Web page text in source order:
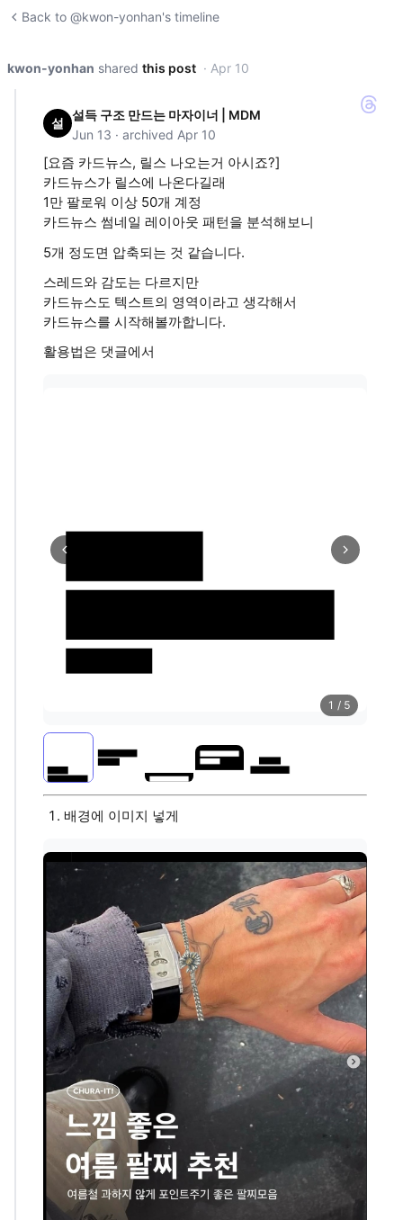
Back to @kwon-yonhan's timeline
kwon-yonhan shared this post · Apr 10
설
설득 구조 만드는 마자이너 | MDM
Jun 13 · archived Apr 10
[요즘 카드뉴스, 릴스 나오는거 아시죠?]
카드뉴스가 릴스에 나온다길래
1만 팔로워 이상 50개 계정
카드뉴스 썸네일 레이아웃 패턴을 분석해보니
5개 정도면 압축되는 것 같습니다.
스레드와 감도는 다르지만
카드뉴스도 텍스트의 영역이라고 생각해서
카드뉴스를 시작해볼까합니다.
활용법은 댓글에서
1 / 5
배경에 이미지 넣게